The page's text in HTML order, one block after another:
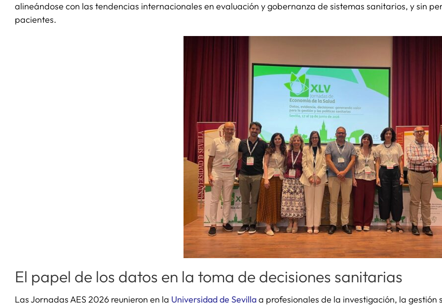
alineándose con las tendencias internacionales en evaluación y gobernanza de sistemas sanitarios, y sin
pacientes.
El papel de los datos en la toma de decisiones sanitarias
Las Jornadas AES 2026 reunieron en la Universidad de Sevillaa profesionales de la investigación, la